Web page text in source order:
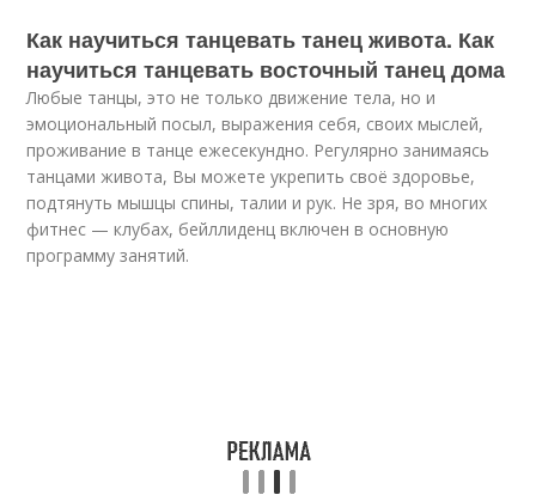
Как научиться танцевать танец живота. Как
научиться танцевать восточный танец дома
Любые танцы, это не только движение тела, но и
эмоциональный посыл, выражения себя, своих мыслей,
проживание в танце ежесекундно. Регулярно занимаясь
танцами живота, Вы можете укрепить своё здоровье,
подтянуть мышцы спины, талии и рук. Не зря, во многих
фитнес — клубах, бейллиденц включен в основную
программу занятий.